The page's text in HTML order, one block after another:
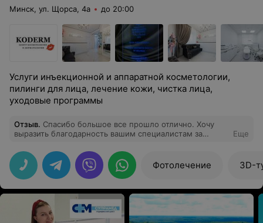
Минск, ул. Щорса, 4а до 20:00
Услуги инъекционной и аппаратной косметологии,
пилинги для лица, лечение кожи, чистка лица,
уходовые программы
Отзыв. Спасибо большое все прошло отлично. Хочу
выразить благодарность вашим специалистам за
Еще
Фотолечение 3D-